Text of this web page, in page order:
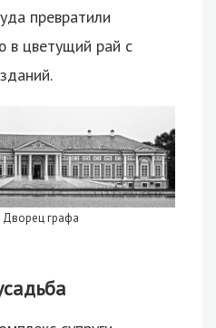
превратили
в цветущий рай с
Дворец графа